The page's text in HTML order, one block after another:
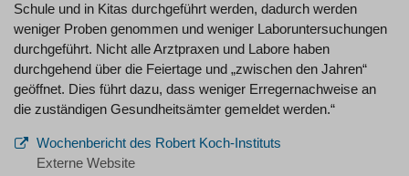
Schule und in Kitas durchgeführt werden, dadurch werden
weniger Proben genommen und weniger Laboruntersuchungen
durchgeführt. Nicht alle Arztpraxen und Labore haben
durchgehend über die Feiertage und „zwischen den Jahren“
geöffnet. Dies führt dazu, dass weniger Erregernachweise an
die zuständigen Gesundheitsämter gemeldet werden.“
Wochenbericht des Robert Koch-Instituts
Externe Website